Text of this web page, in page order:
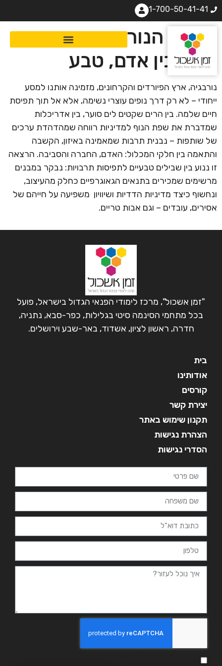
1-700-50-41-41
הדרך הנורבגית: איזון
עדין בין אדם, טבע
נורבגיה, ארץ הפיורדים והקרחונים, מזמינה אותנו למסע
ייחודי – לא רק דרך נופים עוצרי נשימה, אלא אל תוך תפיסת
חיים שלמה. בין הרים שקטים לים סוער, בין אדריכלות
שמדברת את שפת הנוף למדיניות רווחה שמהדהדת ערכים
של שותפות – נבנית תרבות שמאמינה באיזון, הקשבה
והתאמה בין חלקי המכלול: האדם, החברה והסביבה. הרצאה
זו ננוע בין שבילים טבעיים לתפיסות תרבויות: נבקר במבנים
מרשימים שמכירים בתנאים הגאוגרפיים כחלק מהעיצוב,
ונחשוף כיצד מדיניות הדדיות ושיוויון משפיעה על חייהם של
אסירים, עובדים – וגם אבות טריים.
"זמן אשכול", מרכז לימודי הפנאי הגדול בישראל, פועל
בכל מתחמי הסינמה סיטי בגלילות, כפר-סבא, נתניה,
חדרה, ראשון לציון, אשדוד, באר-שבע וירושלים.
בית
אודותינו
קורסים
יצירת קשר
תקנון שימוש באתר
הצהרת נגישות
הסדרי נגישות